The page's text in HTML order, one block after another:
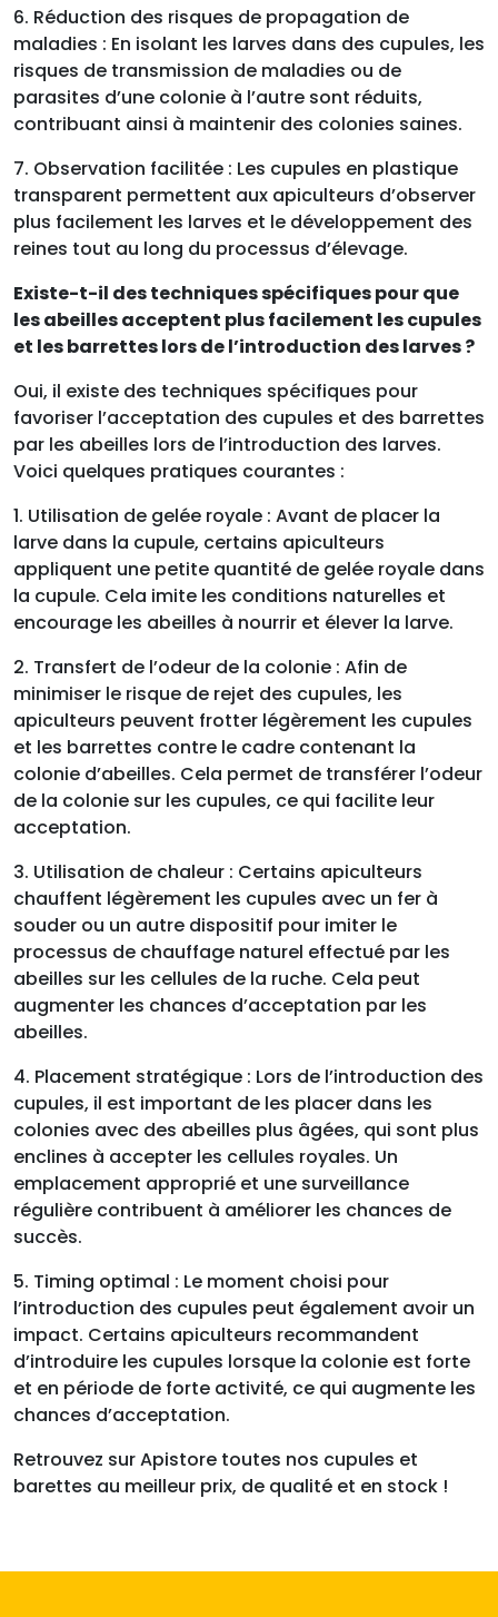
6. Réduction des risques de propagation de
maladies : En isolant les larves dans des cupules, les
risques de transmission de maladies ou de
parasites d’une colonie à l’autre sont réduits,
contribuant ainsi à maintenir des colonies saines.
7. Observation facilitée : Les cupules en plastique
transparent permettent aux apiculteurs d’observer
plus facilement les larves et le développement des
reines tout au long du processus d’élevage.
Existe-t-il des techniques spécifiques pour que
les abeilles acceptent plus facilement les cupules
et les barrettes lors de l’introduction des larves ?
Oui, il existe des techniques spécifiques pour
favoriser l’acceptation des cupules et des barrettes
par les abeilles lors de l’introduction des larves.
Voici quelques pratiques courantes :
1. Utilisation de gelée royale : Avant de placer la
larve dans la cupule, certains apiculteurs
appliquent une petite quantité de gelée royale dans
la cupule. Cela imite les conditions naturelles et
encourage les abeilles à nourrir et élever la larve.
2. Transfert de l’odeur de la colonie : Afin de
minimiser le risque de rejet des cupules, les
apiculteurs peuvent frotter légèrement les cupules
et les barrettes contre le cadre contenant la
colonie d’abeilles. Cela permet de transférer l’odeur
de la colonie sur les cupules, ce qui facilite leur
acceptation.
3. Utilisation de chaleur : Certains apiculteurs
chauffent légèrement les cupules avec un fer à
souder ou un autre dispositif pour imiter le
processus de chauffage naturel effectué par les
abeilles sur les cellules de la ruche. Cela peut
augmenter les chances d’acceptation par les
abeilles.
4. Placement stratégique : Lors de l’introduction des
cupules, il est important de les placer dans les
colonies avec des abeilles plus âgées, qui sont plus
enclines à accepter les cellules royales. Un
emplacement approprié et une surveillance
régulière contribuent à améliorer les chances de
succès.
5. Timing optimal : Le moment choisi pour
l’introduction des cupules peut également avoir un
impact. Certains apiculteurs recommandent
d’introduire les cupules lorsque la colonie est forte
et en période de forte activité, ce qui augmente les
chances d’acceptation.
Retrouvez sur Apistore toutes nos cupules et
barettes au meilleur prix, de qualité et en stock !